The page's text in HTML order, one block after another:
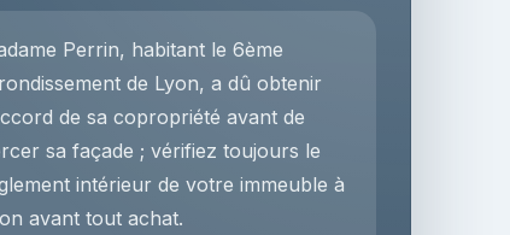
Perrin, habitant le 6ème
de Lyon, a dû obtenir
de sa copropriété avant de
sa façade ; vérifiez toujours le
intérieur de votre immeuble à
avant tout achat.